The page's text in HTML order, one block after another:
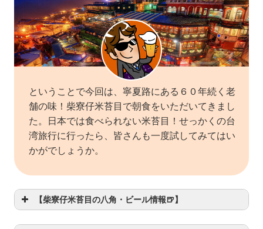
ということで今回は、寧夏路にある６０年続く老
舗の味！柴寮仔米苔目で朝食をいただいてきまし
た。日本では食べられない米苔目！せっかくの台
湾旅行に行ったら、皆さんも一度試してみてはい
かがでしょうか。
【柴寮仔米苔目の八角・ビール情報🍺】